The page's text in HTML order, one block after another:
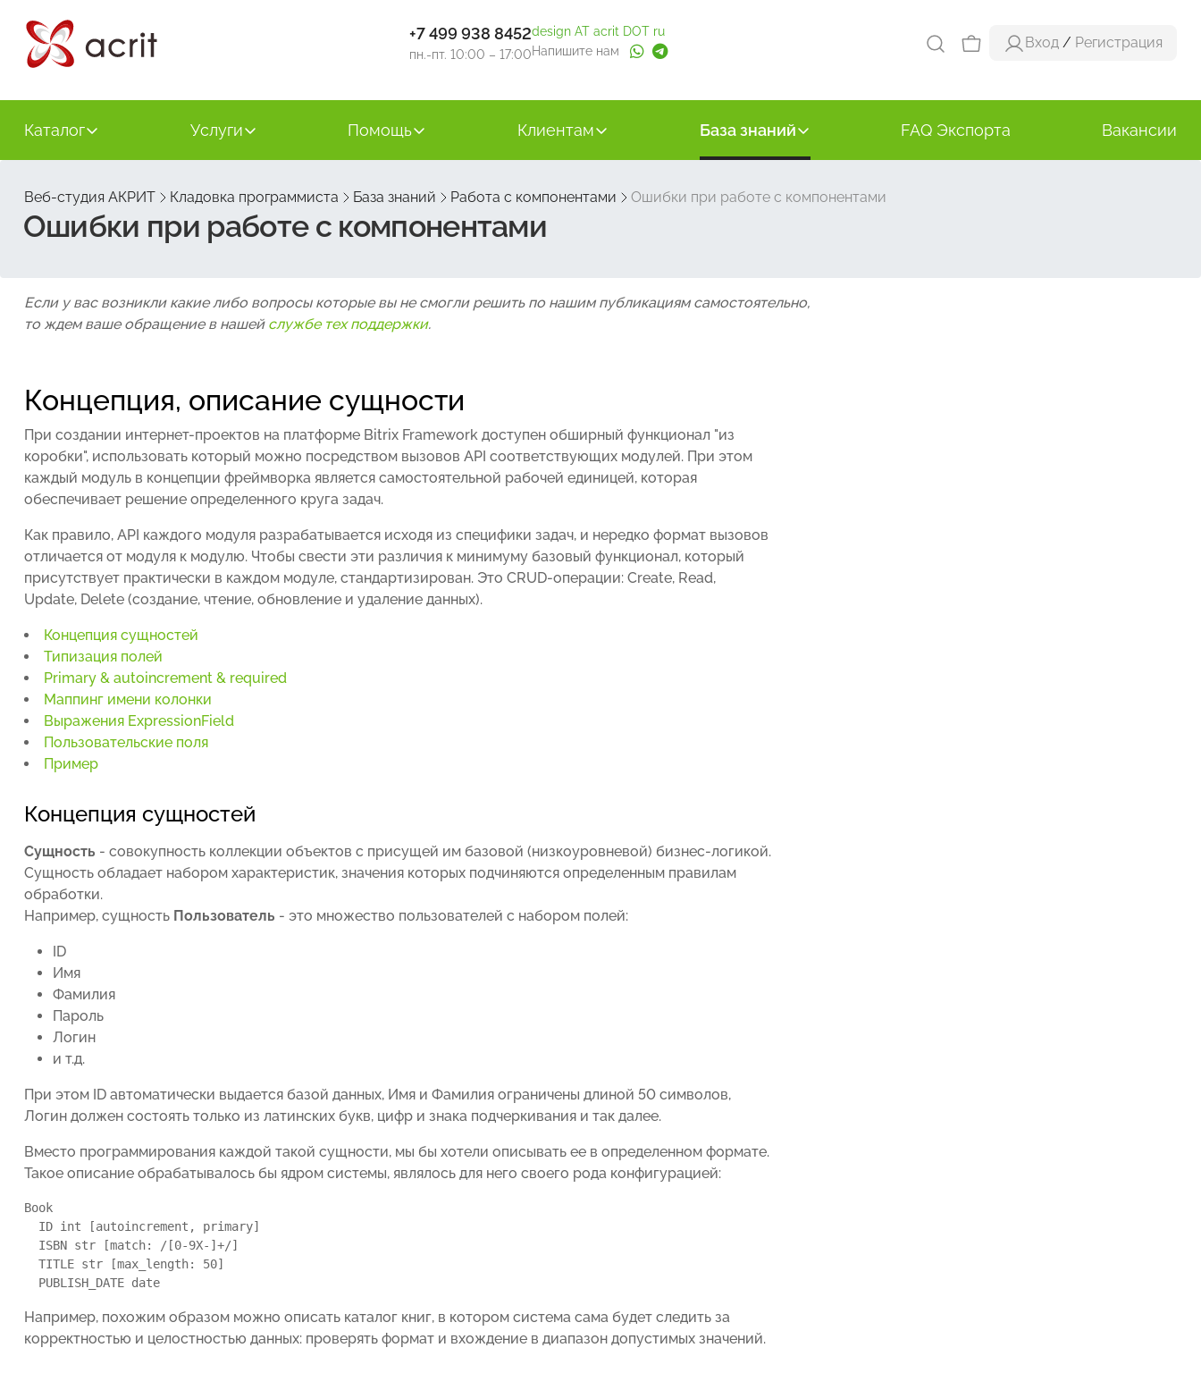
+7 499 938 8452
пн.-пт. 10:00 – 17:00
design AT acrit DOT ru
Напишите нам
Вход / Регистрация
Каталог Услуги Помощь Клиентам База знаний FAQ Экспорта Вакансии
Веб-студия АКРИТ Кладовка программиста База знаний Работа с компонентами Ошибки при работе с компонентами
Ошибки при работе с компонентами
Если у вас возникли какие либо вопросы которые вы не смогли решить по нашим публикациям самостоятельно,
то ждем ваше обращение в нашей службе тех поддержки.
Концепция, описание сущности
При создании интернет-проектов на платформе Bitrix Framework доступен обширный функционал "из
коробки", использовать который можно посредством вызовов API соответствующих модулей. При этом
каждый модуль в концепции фреймворка является самостоятельной рабочей единицей, которая
обеспечивает решение определенного круга задач.
Как правило, API каждого модуля разрабатывается исходя из специфики задач, и нередко формат вызовов
отличается от модуля к модулю. Чтобы свести эти различия к минимуму базовый функционал, который
присутствует практически в каждом модуле, стандартизирован. Это CRUD-операции: Create, Read,
Update, Delete (создание, чтение, обновление и удаление данных).
Концепция сущностей
Типизация полей
Primary & autoincrement & required
Маппинг имени колонки
Выражения ExpressionField
Пользовательские поля
Пример
Концепция сущностей
Сущность - совокупность коллекции объектов с присущей им базовой (низкоуровневой) бизнес-логикой.
Сущность обладает набором характеристик, значения которых подчиняются определенным правилам
обработки.
Например, сущность Пользователь - это множество пользователей с набором полей:
ID
Имя
Фамилия
Пароль
Логин
и т.д.
При этом ID автоматически выдается базой данных, Имя и Фамилия ограничены длиной 50 символов,
Логин должен состоять только из латинских букв, цифр и знака подчеркивания и так далее.
Вместо программирования каждой такой сущности, мы бы хотели описывать ее в определенном формате.
Такое описание обрабатывалось бы ядром системы, являлось для него своего рода конфигурацией:
Book
  ID int [autoincrement, primary]
  ISBN str [match: /[0-9X-]+/]
  TITLE str [max_length: 50]
  PUBLISH_DATE date
Например, похожим образом можно описать каталог книг, в котором система сама будет следить за
корректностью и целостностью данных: проверять формат и вхождение в диапазон допустимых значений.